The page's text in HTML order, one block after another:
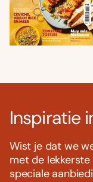
Inspiratie
Wist je dat we
met de
speciale